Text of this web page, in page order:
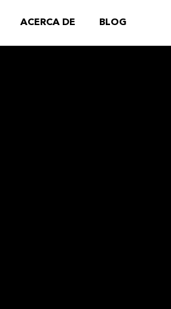
ACERCA DE BLOG